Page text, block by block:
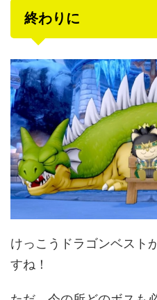
終わりに
けっこうドラゴンベスト
すね！